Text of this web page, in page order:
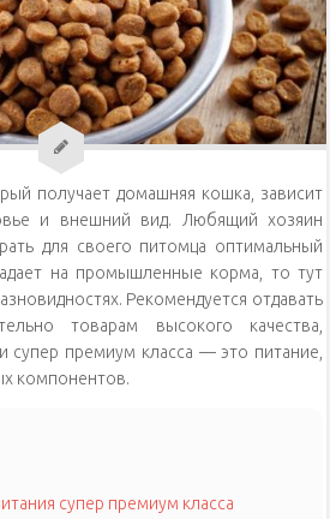
получает домашняя кошка, зависит
и внешний вид. Любящий хозяин
для своего питомца оптимальный
на промышленные корма, то тут
Рекомендуется отдавать
товарам высокого качества,
супер премиум класса — это питание,
компонентов.
супер премиум класса